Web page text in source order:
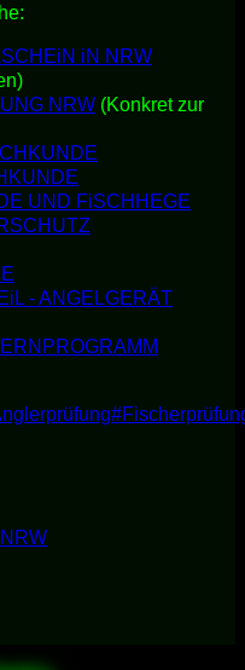
iN NRW
NRW (Konkret zur
UND FiSCHHEGE
- ANGELGERÄT
#